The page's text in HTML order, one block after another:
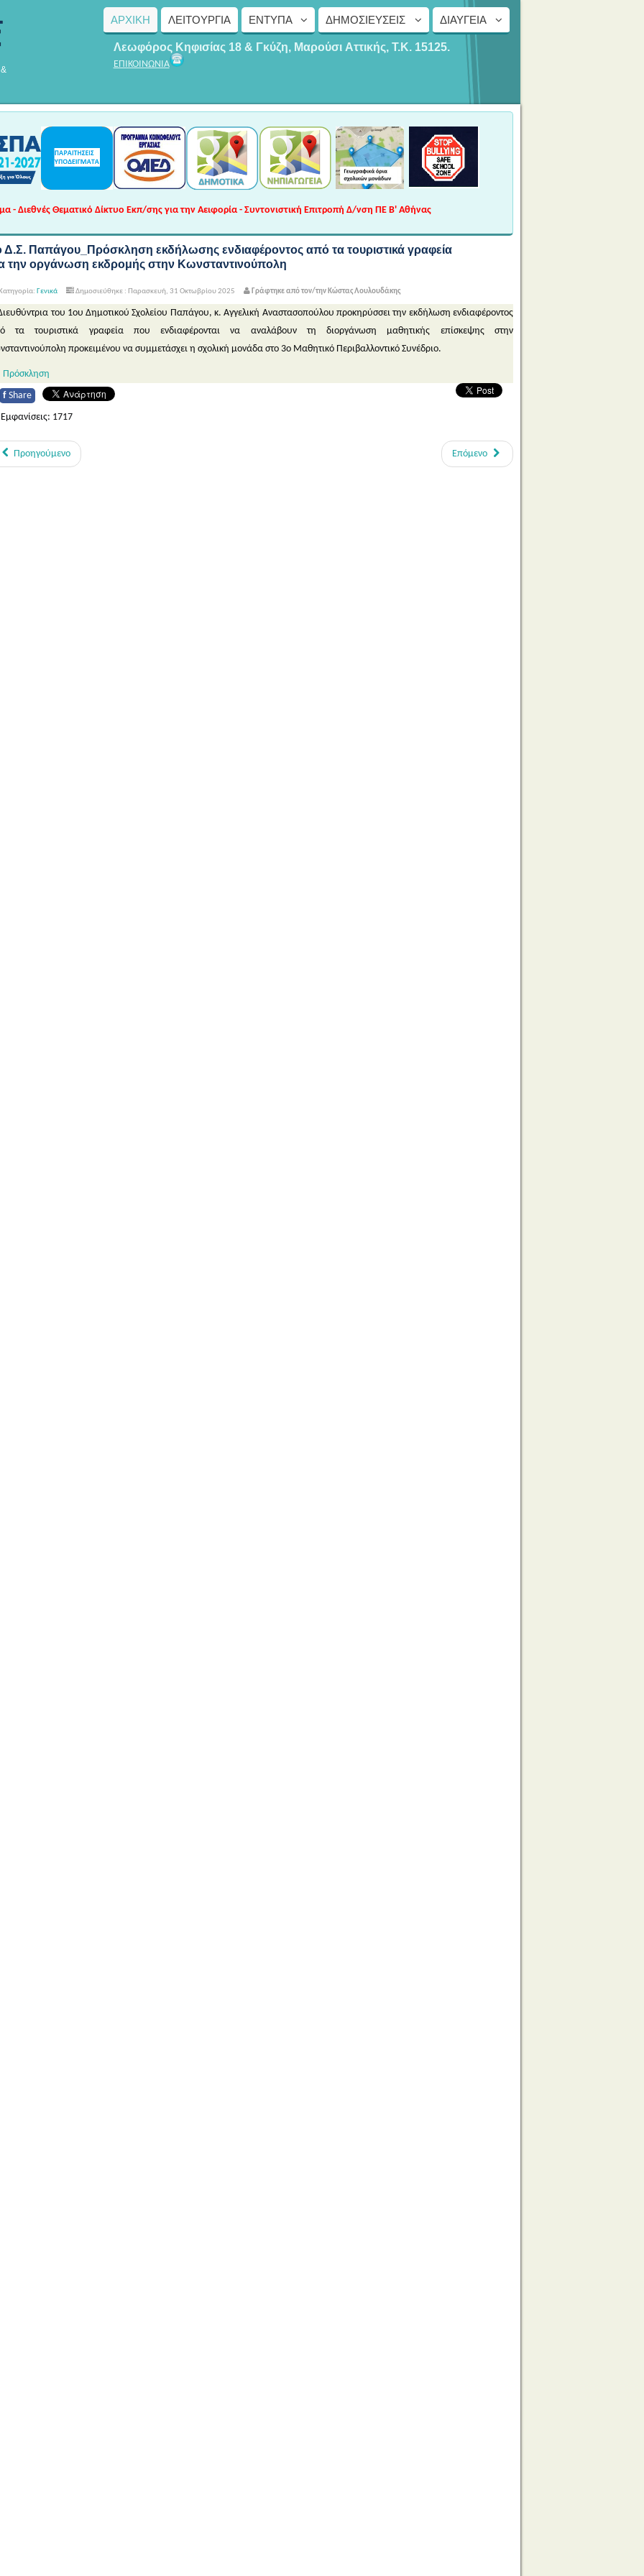
ΑΡΧΙΚΗ ΛΕΙΤΟΥΡΓΊΑ ΈΝΤΥΠΑ ΔΗΜΟΣΙΕΎΣΕΙΣ ΔΙΑΎΓΕΙΑ
Λεωφόρος Κηφισίας 18 & Γκύζη, Μαρούσι Αττικής, Τ.Κ. 15125.
ΕΠΙΚΟΙΝΩΝΙΑ
- Διεθνές Θεματικό Δίκτυο Εκπ/σης για την Αειφορία - Συντονιστική Επιτροπή Δ/νση ΠΕ Β' Αθήνας
Δ.Σ. Παπάγου_Πρόσκληση εκδήλωσης ενδιαφέροντος από τα τουριστικά γραφεία
την οργάνωση εκδρομής στην Κωνσταντινούπολη
Γενικά Δημοσιεύθηκε : Παρασκευή, 31 Οκτωβρίου 2025 Γράφτηκε από τον/την Κώστας Λουλουδάκης
του 1ου Δημοτικού Σχολείου Παπάγου, κ. Αγγελική Αναστασοπούλου προκηρύσσει την εκδήλωση ενδιαφέροντος
τα τουριστικά γραφεία που ενδιαφέρονται να αναλάβουν τη διοργάνωση μαθητικής επίσκεψης στην
προκειμένου να συμμετάσχει η σχολική μονάδα στο 3ο Μαθητικό Περιβαλλοντικό Συνέδριο.
Πρόσκληση
f Share
Εμφανίσεις: 1717
Προηγούμενο Επόμενο